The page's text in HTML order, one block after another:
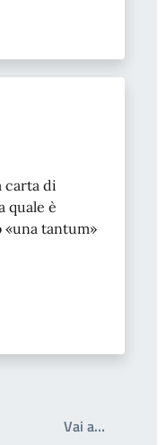
carta di
quale è
tantum»
Vai a…Write the